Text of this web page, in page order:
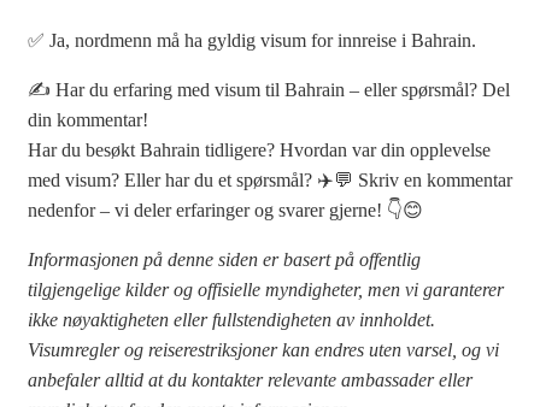
✅ Ja, nordmenn må ha gyldig visum for innreise i Bahrain.
✍️ Har du erfaring med visum til Bahrain – eller spørsmål? Del
din kommentar!
Har du besøkt Bahrain tidligere? Hvordan var din opplevelse
med visum? Eller har du et spørsmål? ✈️💬 Skriv en kommentar
nedenfor – vi deler erfaringer og svarer gjerne! 👇😊
Informasjonen på denne siden er basert på offentlig
tilgjengelige kilder og offisielle myndigheter, men vi garanterer
ikke nøyaktigheten eller fullstendigheten av innholdet.
Visumregler og reiserestriksjoner kan endres uten varsel, og vi
anbefaler alltid at du kontakter relevante ambassader eller